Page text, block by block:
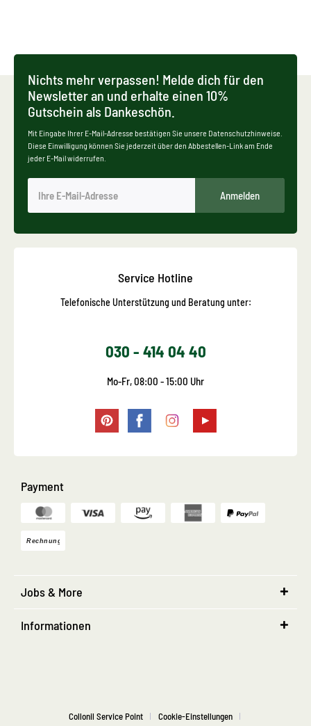
Nichts mehr verpassen! Melde dich für den
Newsletter an und erhalte einen 10%
Gutschein als Dankeschön.
Mit Eingabe Ihrer E-Mail-Adresse bestätigen Sie unsere Datenschutzhinweise.
Diese Einwilligung können Sie jederzeit über den Abbestellen-Link am Ende
jeder E-Mail widerrufen.
Anmelden
Service Hotline
Telefonische Unterstützung und Beratung unter:
030 - 414 04 40
Mo-Fr, 08:00 - 15:00 Uhr
Payment
Jobs & More
Informationen
Collonil Service Point Cookie-Einstellungen